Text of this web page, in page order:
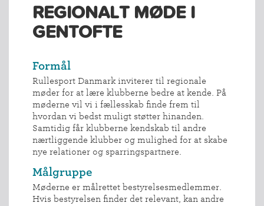
REGIONALT MØDE I
GENTOFTE
Formål
Rullesport Danmark inviterer til regionale
møder for at lære klubberne bedre at kende. På
møderne vil vi i fællesskab finde frem til
hvordan vi bedst muligt støtter hinanden.
Samtidig får klubberne kendskab til andre
nærtliggende klubber og mulighed for at skabe
nye relationer og sparringspartnere.
Målgruppe
Møderne er målrettet bestyrelsesmedlemmer.
Hvis bestyrelsen finder det relevant, kan andre